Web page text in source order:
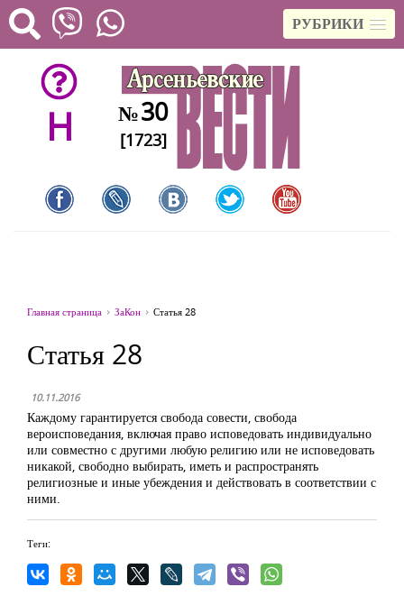
РУБРИКИ
H №30
[1723]
Главная страница ЗаКон Статья 28
Статья 28
10.11.2016
Каждому гарантируется свобода совести, свобода
вероисповедания, включая право исповедовать индивидуально
или совместно с другими любую религию или не исповедовать
никакой, свободно выбирать, иметь и распространять
религиозные и иные убеждения и действовать в соответствии с
ними.
Теги: